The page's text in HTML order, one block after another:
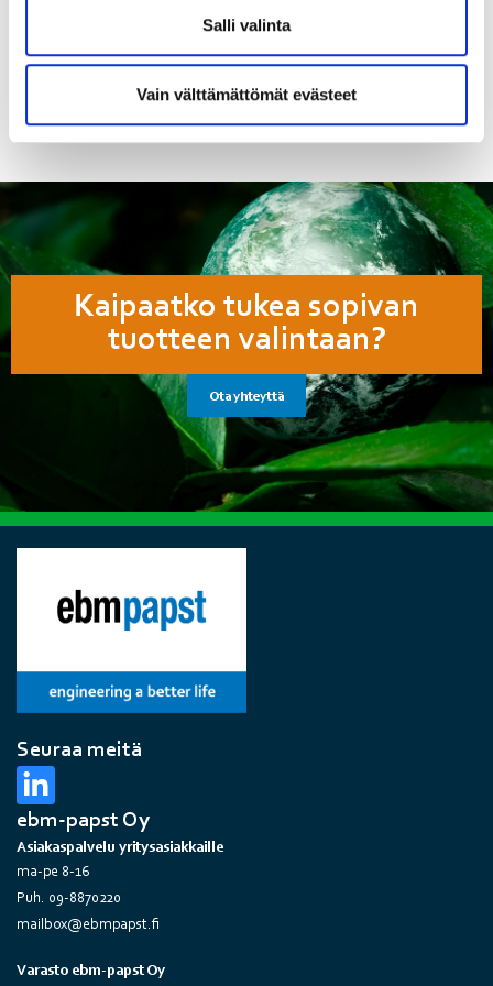
Salli valinta
Vain välttämättömät evästeet
Tuotenumero
Kaipaatko tukea sopivan
tuotteen valintaan?
Ota yhteyttä
Seuraa meitä
ebm-papst Oy
Asiakaspalvelu yritysasiakkaille
ma-pe 8-16
Puh. 09-8870220
mailbox@ebmpapst.fi
Varasto ebm-papst Oy